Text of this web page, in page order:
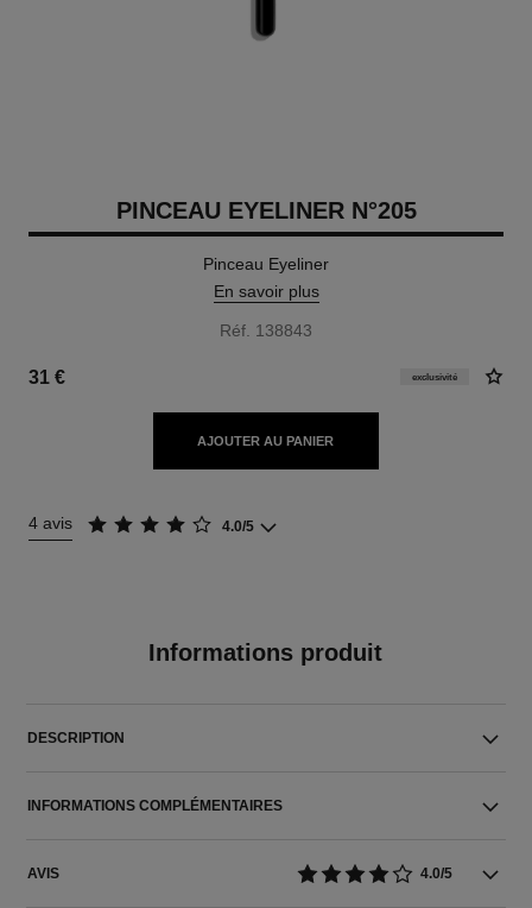
PINCEAU EYELINER N°205
Pinceau Eyeliner
En savoir plus
Réf. 138843
31 € exclusivité
AJOUTER AU PANIER
4 avis 4.0/5
Informations produit
DESCRIPTION
INFORMATIONS COMPLÉMENTAIRES
AVIS 4.0/5